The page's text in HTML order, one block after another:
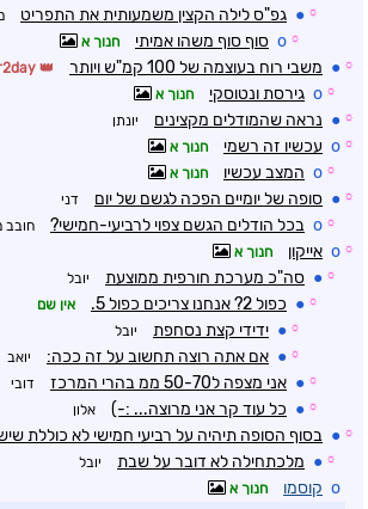
☼
● גפ"ס לילה הקצין משמעותית את התפריט
☼
o סוף סוף משהו אמיתי חנוך א
☼
● משבי רוח בעוצמה של 100 קמ"ש ויותר
☼
o גירסת ונטוסקי חנוך א
☼
● נראה שהמודלים מקצינים יונתן
☼
o עכשיו זה רשמי חנוך א
☼
o המצב עכשיו חנוך א
☼
● סופה של יומיים הפכה לגשם של יום דני
☼
o בכל הודלים הגשם צפוי לרביעי-חמישי? חובב
☼
o אייקון חנוך א
☼
● סה"כ מערכת חורפית ממוצעת יובל
☼
● כפול 2? אנחנו צריכים כפול 5. אין שם
☼
● ידידי קצת נסחפת יובל
☼
● אם אתה רוצה תחשוב על זה ככה: יואב
☼
● אני מצפה ל50-70 ממ בהרי המרכז דובי
☼
● כל עוד קר אני מרוצה... :-) אלון
☼
● בסוף הסופה תיהיה על רביעי חמישי לא כוללת
☼
● מלכתחילה לא דובר על שבת יובל
o קוסמו חנוך א